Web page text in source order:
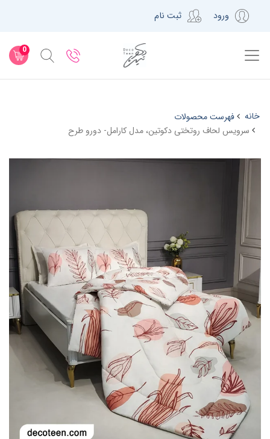
ورود ثبت نام
0
خانه
فهرست محصولات
سرویس لحاف روتختی دکوتین، مدل کارامل- دورو طرح